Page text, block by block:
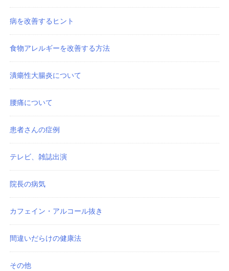
病を改善するヒント
食物アレルギーを改善する方法
潰瘍性大腸炎について
腰痛について
患者さんの症例
テレビ、雑誌出演
院長の病気
カフェイン・アルコール抜き
間違いだらけの健康法
その他